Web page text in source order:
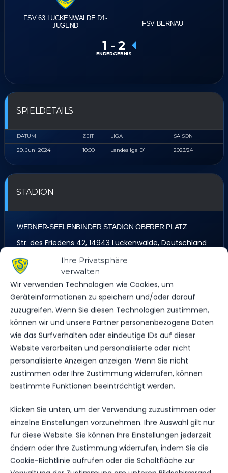
Ihre Privatsphäre
verwalten
Wir verwenden Technologien wie Cookies, um
Geräteinformationen zu speichern und/oder darauf
zuzugreifen. Wenn Sie diesen Technologien zustimmen,
können wir und unsere Partner personenbezogene Daten
wie das Surfverhalten oder eindeutige IDs auf dieser
Website verarbeiten und personalisierte oder nicht
personalisierte Anzeigen anzeigen. Wenn Sie nicht
zustimmen oder Ihre Zustimmung widerrufen, können
bestimmte Funktionen beeinträchtigt werden.
Klicken Sie unten, um der Verwendung zuzustimmen oder
einzelne Einstellungen vorzunehmen. Ihre Auswahl gilt nur
für diese Website. Sie können Ihre Einstellungen jederzeit
ändern oder Ihre Zustimmung widerrufen, indem Sie die
Cookie-Richtlinie aufrufen oder die Schaltfläche zur
FSV 63 LUCKENWALDE D1-
JUGEND
FSV BERNAU
1 - 2
ENDERGEBNIS
SPIELDETAILS
DATUM ZEIT LIGA SAISON
29. Juni 2024 10:00 Landesliga D1 2023/24
STADION
WERNER-SEELENBINDER STADION OBERER PLATZ
Str. des Friedens 42, 14943 Luckenwalde, Deutschland
ERGEBNIS
MANNSCHAFT TORE SPIELAUSGANG
Niederlage
2
DATUM BEGEGNUNG ERGEBNIS
NOV.
2023
09:30
Bernau
vs. FSV 63
Luckenwalde
D1-Jugend
2:1 Landesliga